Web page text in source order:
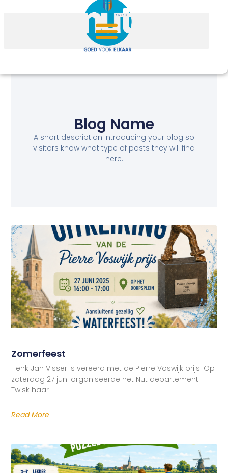
Blog Name
A short description introducing your blog so
visitors know what type of posts they will find
here.
Zomerfeest
Henk Jan Visser is vereerd met de Pierre Voswijk prijs! Op
zaterdag 27 juni organiseerde het Nut departement
Twisk haar
Read More